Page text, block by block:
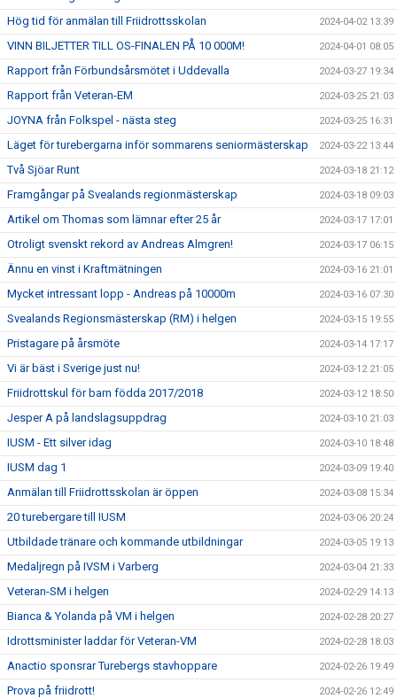
Hög tid för anmälan till Friidrottsskolan 2024-04-02 13:39
VINN BILJETTER TILL OS-FINALEN PÅ 10 000M! 2024-04-01 08:05
Rapport från Förbundsårsmötet i Uddevalla 2024-03-27 19:34
Rapport från Veteran-EM 2024-03-25 21:03
JOYNA från Folkspel - nästa steg 2024-03-25 16:31
Läget för turebergarna inför sommarens seniormästerskap 2024-03-22 13:44
Två Sjöar Runt 2024-03-18 21:12
Framgångar på Svealands regionmästerskap 2024-03-18 09:03
Artikel om Thomas som lämnar efter 25 år 2024-03-17 17:01
Otroligt svenskt rekord av Andreas Almgren! 2024-03-17 06:15
Ännu en vinst i Kraftmätningen 2024-03-16 21:01
Mycket intressant lopp - Andreas på 10000m 2024-03-16 07:30
Svealands Regionsmästerskap (RM) i helgen 2024-03-15 19:55
Pristagare på årsmöte 2024-03-14 17:17
Vi är bäst i Sverige just nu! 2024-03-12 21:05
Friidrottskul för barn födda 2017/2018 2024-03-12 18:50
Jesper A på landslagsuppdrag 2024-03-10 21:03
IUSM - Ett silver idag 2024-03-10 18:48
IUSM dag 1 2024-03-09 19:40
Anmälan till Friidrottsskolan är öppen 2024-03-08 15:34
20 turebergare till IUSM 2024-03-06 20:24
Utbildade tränare och kommande utbildningar 2024-03-05 19:13
Medaljregn på IVSM i Varberg 2024-03-04 21:33
Veteran-SM i helgen 2024-02-29 14:13
Bianca & Yolanda på VM i helgen 2024-02-28 20:27
Idrottsminister laddar för Veteran-VM 2024-02-28 18:03
Anactio sponsrar Turebergs stavhoppare 2024-02-26 19:49
Prova på friidrott! 2024-02-26 12:49